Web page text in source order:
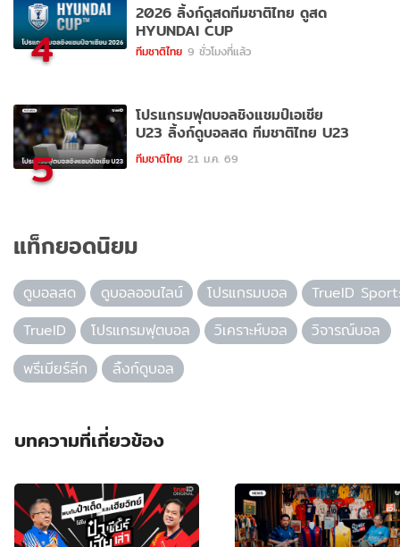
4
2026 ลิ้งก์ดูสดทีมชาติไทย ดูสด
HYUNDAI CUP
ทีมชาติไทย 9 ชั่วโมงที่แล้ว
5
โปรแกรมฟุตบอลชิงแชมป์เอเชีย
U23 ลิ้งก์ดูบอลสด ทีมชาติไทย U23
ทีมชาติไทย 21 ม.ค. 69
แท็กยอดนิยม
ดูบอลสด ดูบอลออนไลน์ โปรแกรมบอล
TrueID
TrueID
โปรแกรมฟุตบอล วิเคราะห์บอล
วิจารณ์บอล
พรีเมียร์ลีก
ลิ้งก์ดูบอล
บทความที่เกี่ยวข้อง